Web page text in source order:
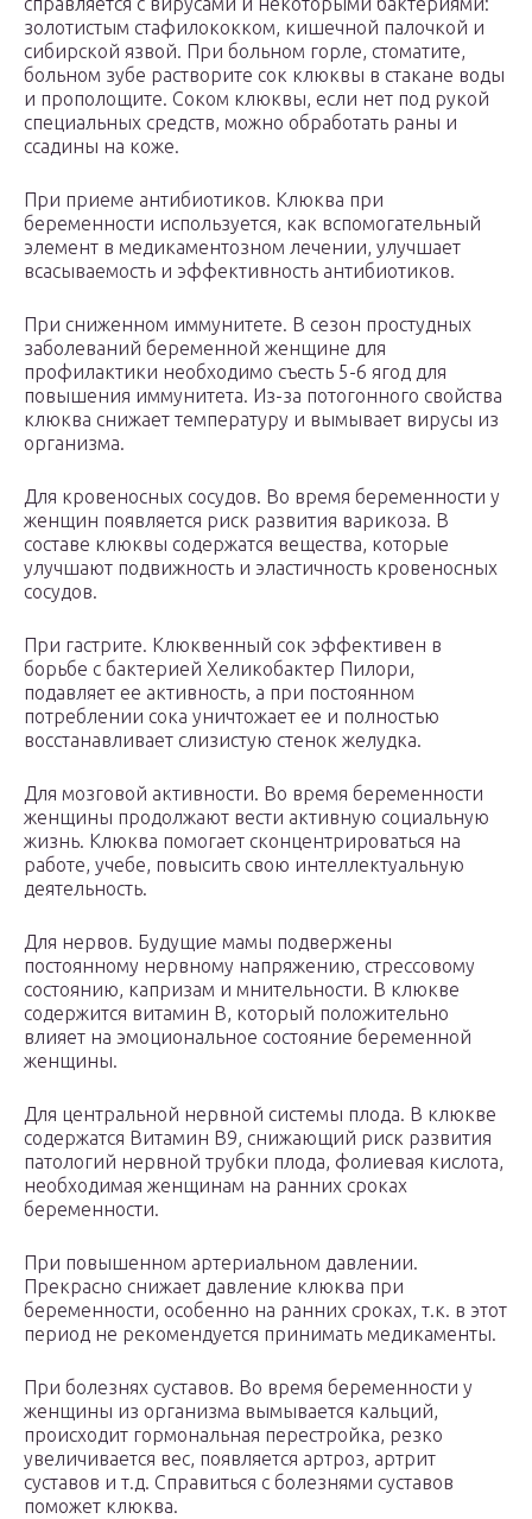
золотистым стафилококком, кишечной палочкой и
сибирской язвой. При больном горле, стоматите,
больном зубе растворите сок клюквы в стакане воды
и прополощите. Соком клюквы, если нет под рукой
специальных средств, можно обработать раны и
ссадины на коже.
При приеме антибиотиков. Клюква при
беременности используется, как вспомогательный
элемент в медикаментозном лечении, улучшает
всасываемость и эффективность антибиотиков.
При сниженном иммунитете. В сезон простудных
заболеваний беременной женщине для
профилактики необходимо съесть 5-6 ягод для
повышения иммунитета. Из-за потогонного свойства
клюква снижает температуру и вымывает вирусы из
организма.
Для кровеносных сосудов. Во время беременности у
женщин появляется риск развития варикоза. В
составе клюквы содержатся вещества, которые
улучшают подвижность и эластичность кровеносных
сосудов.
При гастрите. Клюквенный сок эффективен в
борьбе с бактерией Хеликобактер Пилори,
подавляет ее активность, а при постоянном
потреблении сока уничтожает ее и полностью
восстанавливает слизистую стенок желудка.
Для мозговой активности. Во время беременности
женщины продолжают вести активную социальную
жизнь. Клюква помогает сконцентрироваться на
работе, учебе, повысить свою интеллектуальную
деятельность.
Для нервов. Будущие мамы подвержены
постоянному нервному напряжению, стрессовому
состоянию, капризам и мнительности. В клюкве
содержится витамин В, который положительно
влияет на эмоциональное состояние беременной
женщины.
Для центральной нервной системы плода. В клюкве
содержатся Витамин В9, снижающий риск развития
патологий нервной трубки плода, фолиевая кислота,
необходимая женщинам на ранних сроках
беременности.
При повышенном артериальном давлении.
Прекрасно снижает давление клюква при
беременности, особенно на ранних сроках, т.к. в этот
период не рекомендуется принимать медикаменты.
При болезнях суставов. Во время беременности у
женщины из организма вымывается кальций,
происходит гормональная перестройка, резко
увеличивается вес, появляется артроз, артрит
суставов и т.д. Справиться с болезнями суставов
поможет клюква.